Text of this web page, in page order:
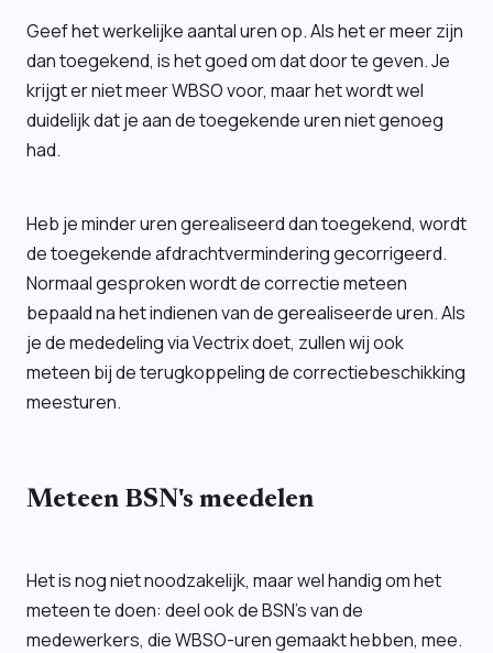
Geef het werkelijke aantal uren op. Als het er meer zijn
dan toegekend, is het goed om dat door te geven. Je
krijgt er niet meer WBSO voor, maar het wordt wel
duidelijk dat je aan de toegekende uren niet genoeg
had.
Heb je minder uren gerealiseerd dan toegekend, wordt
de toegekende afdrachtvermindering gecorrigeerd.
Normaal gesproken wordt de correctie meteen
bepaald na het indienen van de gerealiseerde uren. Als
je de mededeling via Vectrix doet, zullen wij ook
meteen bij de terugkoppeling de correctiebeschikking
meesturen.
Meteen BSN's meedelen
Het is nog niet noodzakelijk, maar wel handig om het
meteen te doen: deel ook de BSN's van de
medewerkers, die WBSO-uren gemaakt hebben, mee.